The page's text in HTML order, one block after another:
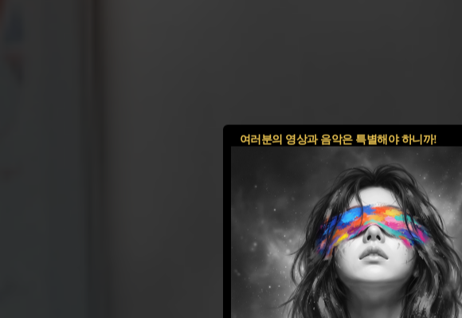
여러분의 영상과 음악은 특별해야 하니까!